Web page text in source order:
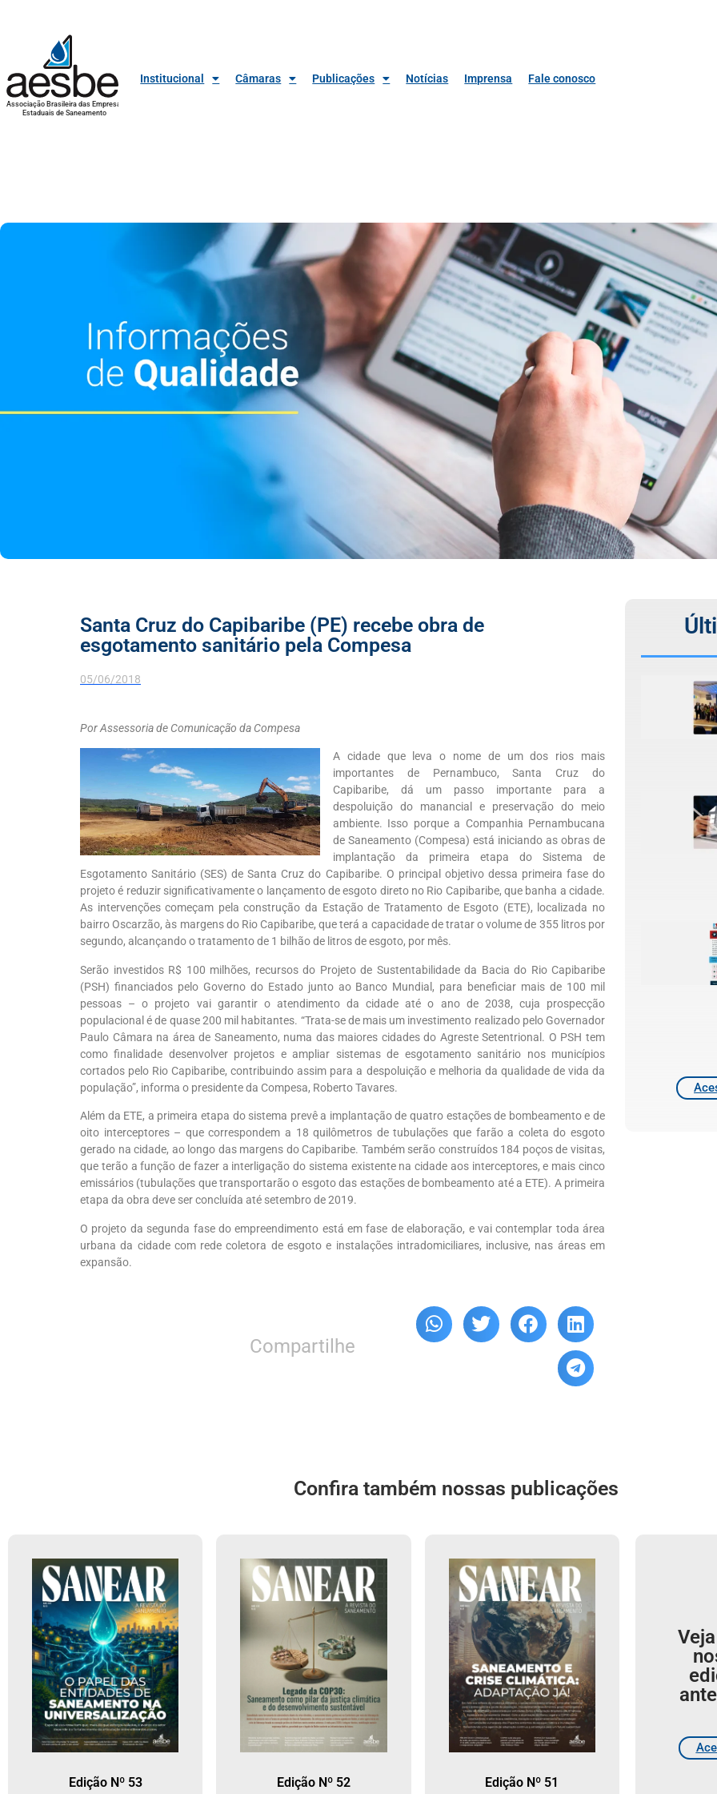
Associação Brasileira das Empresas
Estaduais de Saneamento
Institucional Câmaras Publicações Notícias Imprensa Fale conosco
Santa Cruz do Capibaribe (PE) recebe obra de
esgotamento sanitário pela Compesa
05/06/2018
Por Assessoria de Comunicação da Compesa
A cidade que leva o nome de um dos rios mais
importantes de Pernambuco, Santa Cruz do
Capibaribe, dá um passo importante para a
despoluição do manancial e preservação do meio
ambiente. Isso porque a Companhia Pernambucana
de Saneamento (Compesa) está iniciando as obras de
implantação da primeira etapa do Sistema de
Esgotamento Sanitário (SES) de Santa Cruz do Capibaribe. O principal objetivo dessa primeira fase do
projeto é reduzir significativamente o lançamento de esgoto direto no Rio Capibaribe, que banha a cidade.
As intervenções começam pela construção da Estação de Tratamento de Esgoto (ETE), localizada no
bairro Oscarzão, às margens do Rio Capibaribe, que terá a capacidade de tratar o volume de 355 litros por
segundo, alcançando o tratamento de 1 bilhão de litros de esgoto, por mês.
Serão investidos R$ 100 milhões, recursos do Projeto de Sustentabilidade da Bacia do Rio Capibaribe
(PSH) financiados pelo Governo do Estado junto ao Banco Mundial, para beneficiar mais de 100 mil
pessoas – o projeto vai garantir o atendimento da cidade até o ano de 2038, cuja prospecção
populacional é de quase 200 mil habitantes. “Trata-se de mais um investimento realizado pelo Governador
Paulo Câmara na área de Saneamento, numa das maiores cidades do Agreste Setentrional. O PSH tem
como finalidade desenvolver projetos e ampliar sistemas de esgotamento sanitário nos municípios
cortados pelo Rio Capibaribe, contribuindo assim para a despoluição e melhoria da qualidade de vida da
população”, informa o presidente da Compesa, Roberto Tavares.
Além da ETE, a primeira etapa do sistema prevê a implantação de quatro estações de bombeamento e de
oito interceptores – que correspondem a 18 quilômetros de tubulações que farão a coleta do esgoto
gerado na cidade, ao longo das margens do Capibaribe. Também serão construídos 184 poços de visitas,
que terão a função de fazer a interligação do sistema existente na cidade aos interceptores, e mais cinco
emissários (tubulações que transportarão o esgoto das estações de bombeamento até a ETE). A primeira
etapa da obra deve ser concluída até setembro de 2019.
O projeto da segunda fase do empreendimento está em fase de elaboração, e vai contemplar toda área
urbana da cidade com rede coletora de esgoto e instalações intradomiciliares, inclusive, nas áreas em
expansão.
Compartilhe
Confira também nossas publicações
Edição Nº 53 Edição Nº 52 Edição Nº 51